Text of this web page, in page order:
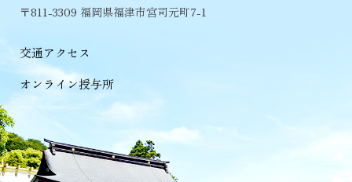
〒811-3309 福岡県福津市宮司元町7-1
交通アクセス
オンライン授与所